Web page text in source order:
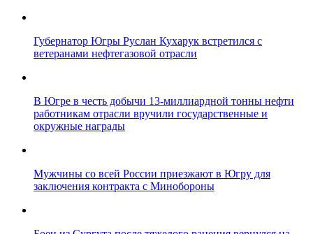
Губернатор Югры Руслан Кухарук встретился с
ветеранами нефтегазовой отрасли
В Югре в честь добычи 13-миллиардной тонны нефти
работникам отрасли вручили государственные и
окружные награды
Мужчины со всей России приезжают в Югру для
заключения контракта с Минобороны